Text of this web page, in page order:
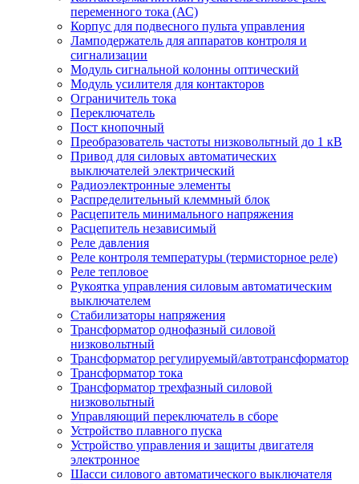
переменного тока (АС)
Корпус для подвесного пульта управления
Ламподержатель для аппаратов контроля и
сигнализации
Модуль сигнальной колонны оптический
Модуль усилителя для контакторов
Ограничитель тока
Переключатель
Пост кнопочный
Преобразователь частоты низковольтный до 1 кВ
Привод для силовых автоматических
выключателей электрический
Радиоэлектронные элементы
Распределительный клеммный блок
Расцепитель минимального напряжения
Расцепитель независимый
Реле давления
Реле контроля температуры (термисторное реле)
Реле тепловое
Рукоятка управления силовым автоматическим
выключателем
Стабилизаторы напряжения
Трансформатор однофазный силовой
низковольтный
Трансформатор регулируемый/автотрансформатор
Трансформатор тока
Трансформатор трехфазный силовой
низковольтный
Управляющий переключатель в сборе
Устройство плавного пуска
Устройство управления и защиты двигателя
электронное
Шасси силового автоматического выключателя